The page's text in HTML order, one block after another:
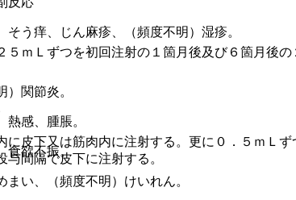
う痒、じん麻疹、（頻度不明）湿疹。
関節炎。
感、腫脹。
食欲不振。
い、（頻度不明）けいれん。
ｍＬずつを初回注射の１箇月後及び６箇月後の
皮下又は筋肉内に注射する。更に０．５ｍＬ
間隔で皮下に注射する。